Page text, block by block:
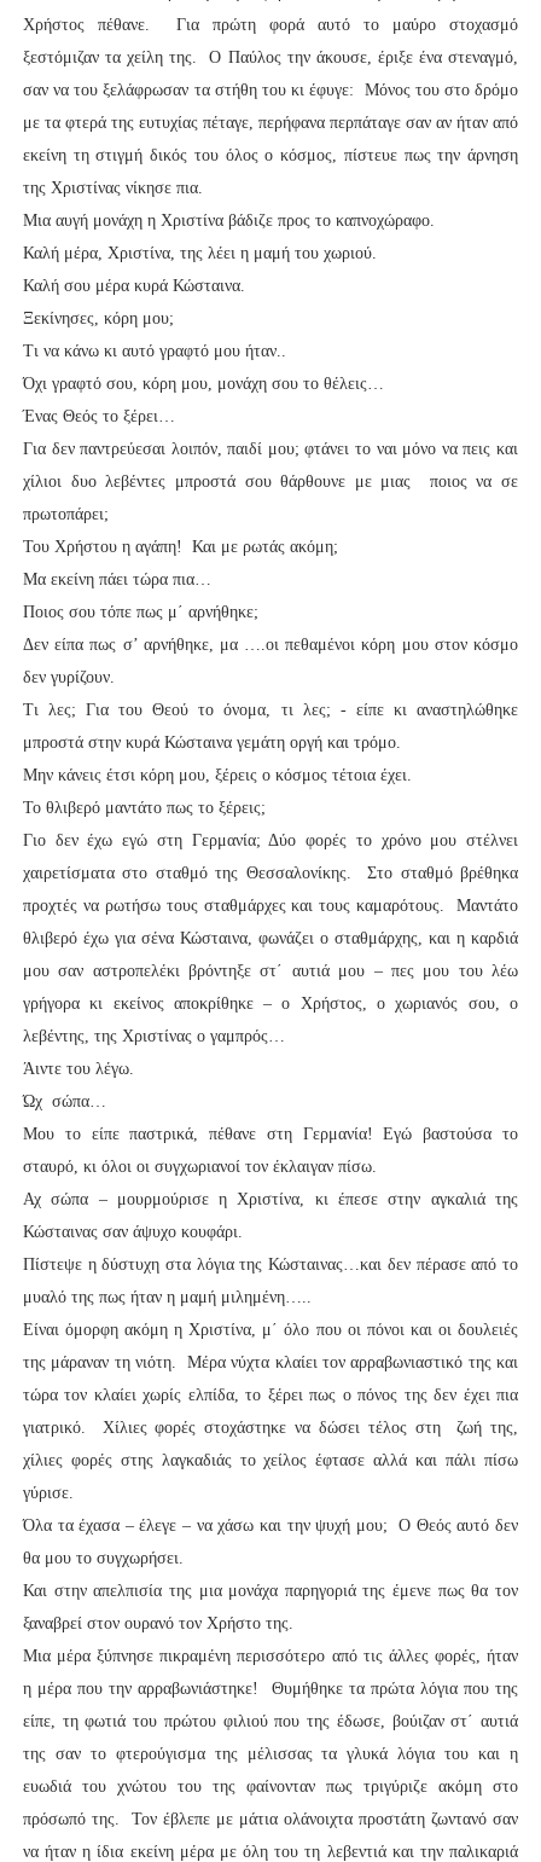
Χρήστος πέθανε. Για πρώτη φορά αυτό το μαύρο στοχασμό
ξεστόμιζαν τα χείλη της. Ο Παύλος την άκουσε, έριξε ένα στεναγμό,
σαν να του ξελάφρωσαν τα στήθη του κι έφυγε: Μόνος του στο δρόμο
με τα φτερά της ευτυχίας πέταγε, περήφανα περπάταγε σαν αν ήταν από
εκείνη τη στιγμή δικός του όλος ο κόσμος, πίστευε πως την άρνηση
της Χριστίνας νίκησε πια.
Μια αυγή μονάχη η Χριστίνα βάδιζε προς το καπνοχώραφο.
Καλή μέρα, Χριστίνα, της λέει η μαμή του χωριού.
Καλή σου μέρα κυρά Κώσταινα.
Ξεκίνησες, κόρη μου;
Τι να κάνω κι αυτό γραφτό μου ήταν..
Όχι γραφτό σου, κόρη μου, μονάχη σου το θέλεις…
Ένας Θεός το ξέρει…
Για δεν παντρεύεσαι λοιπόν, παιδί μου; φτάνει το ναι μόνο να πεις και
χίλιοι δυο λεβέντες μπροστά σου θάρθουνε με μιας ποιος να σε
πρωτοπάρει;
Του Χρήστου η αγάπη! Και με ρωτάς ακόμη;
Μα εκείνη πάει τώρα πια…
Ποιος σου τόπε πως μ΄ αρνήθηκε;
Δεν είπα πως σ’ αρνήθηκε, μα ….οι πεθαμένοι κόρη μου στον κόσμο
δεν γυρίζουν.
Τι λες; Για του Θεού το όνομα, τι λες; - είπε κι αναστηλώθηκε
μπροστά στην κυρά Κώσταινα γεμάτη οργή και τρόμο.
Μην κάνεις έτσι κόρη μου, ξέρεις ο κόσμος τέτοια έχει.
Το θλιβερό μαντάτο πως το ξέρεις;
Γιο δεν έχω εγώ στη Γερμανία; Δύο φορές το χρόνο μου στέλνει
χαιρετίσματα στο σταθμό της Θεσσαλονίκης. Στο σταθμό βρέθηκα
προχτές να ρωτήσω τους σταθμάρχες και τους καμαρότους. Μαντάτο
θλιβερό έχω για σένα Κώσταινα, φωνάζει ο σταθμάρχης, και η καρδιά
μου σαν αστροπελέκι βρόντηξε στ΄ αυτιά μου – πες μου του λέω
γρήγορα κι εκείνος αποκρίθηκε – ο Χρήστος, ο χωριανός σου, ο
λεβέντης, της Χριστίνας ο γαμπρός…
Άιντε του λέγω.
Ώχ σώπα…
Μου το είπε παστρικά, πέθανε στη Γερμανία! Εγώ βαστούσα το
σταυρό, κι όλοι οι συγχωριανοί τον έκλαιγαν πίσω.
Αχ σώπα – μουρμούρισε η Χριστίνα, κι έπεσε στην αγκαλιά της
Κώσταινας σαν άψυχο κουφάρι.
Πίστεψε η δύστυχη στα λόγια της Κώσταινας…και δεν πέρασε από το
μυαλό της πως ήταν η μαμή μιλημένη…..
Είναι όμορφη ακόμη η Χριστίνα, μ΄ όλο που οι πόνοι και οι δουλειές
της μάραναν τη νιότη. Μέρα νύχτα κλαίει τον αρραβωνιαστικό της και
τώρα τον κλαίει χωρίς ελπίδα, το ξέρει πως ο πόνος της δεν έχει πια
γιατρικό. Χίλιες φορές στοχάστηκε να δώσει τέλος στη ζωή της,
χίλιες φορές στης λαγκαδιάς το χείλος έφτασε αλλά και πάλι πίσω
γύρισε.
Όλα τα έχασα – έλεγε – να χάσω και την ψυχή μου; Ο Θεός αυτό δεν
θα μου το συγχωρήσει.
Και στην απελπισία της μια μονάχα παρηγοριά της έμενε πως θα τον
ξαναβρεί στον ουρανό τον Χρήστο της.
Μια μέρα ξύπνησε πικραμένη περισσότερο από τις άλλες φορές, ήταν
η μέρα που την αρραβωνιάστηκε! Θυμήθηκε τα πρώτα λόγια που της
είπε, τη φωτιά του πρώτου φιλιού που της έδωσε, βούιζαν στ΄ αυτιά
της σαν το φτερούγισμα της μέλισσας τα γλυκά λόγια του και η
ευωδιά του χνώτου του της φαίνονταν πως τριγύριζε ακόμη στο
πρόσωπό της. Τον έβλεπε με μάτια ολάνοιχτα προστάτη ζωντανό σαν
να ήταν η ίδια εκείνη μέρα με όλη του τη λεβεντιά και την παλικαριά